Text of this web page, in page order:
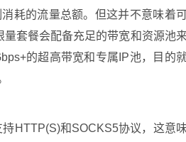
耗的流量总额。但这并不意味着
套餐会配备充足的带宽和资源池来
的超高带宽和专属IP池，目的
HTTP(S)和SOCKS5协议，这意